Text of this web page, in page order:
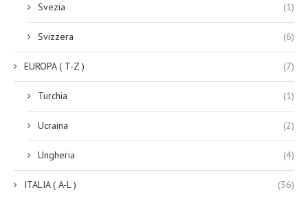
Svezia (1)
Svizzera (6)
EUROPA ( T-Z ) (7)
Turchia (1)
Ucraina (2)
Ungheria (4)
ITALIA ( A-L ) (36)